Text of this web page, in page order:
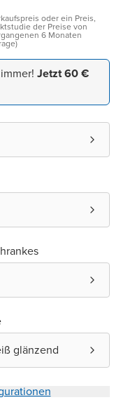
oder ein Preis,
der Preise von
6 Monaten
Jetzt 60 €
glänzend